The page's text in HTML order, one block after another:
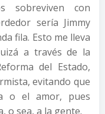
sobreviven con
sería Jimmy
fila. Esto me lleva
a través de la
del Estado,
evitando que
o el amor, pues
o sea, a la gente.